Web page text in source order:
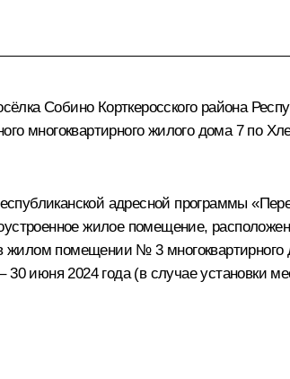
Собино Корткеросского района
многоквартирного жилого дома 7 по
адресной программы
жилое помещение,
в жилом помещении № 3
июня 2024 года (в случае установки